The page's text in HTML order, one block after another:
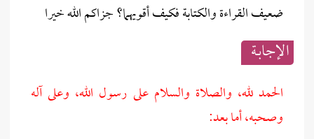
ضعيف القراءة والكتابة فكيف أقويهما؟ جزاكم الله خيرا
الإجابــة
الحمد لله، والصلاة والسلام على رسول الله، وعلى آله
وصحبه، أما بعد: